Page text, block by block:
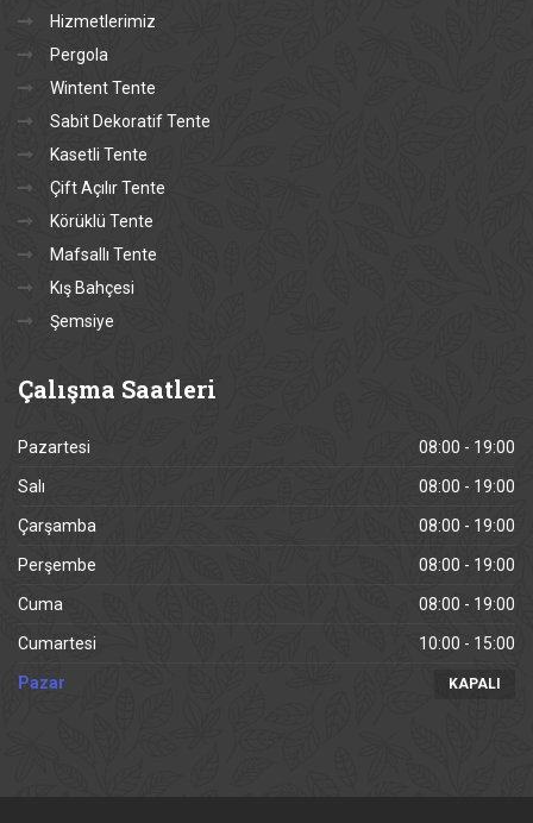
Hizmetlerimiz
Pergola
Wintent Tente
Sabit Dekoratif Tente
Kasetli Tente
Çift Açılır Tente
Körüklü Tente
Mafsallı Tente
Kış Bahçesi
Şemsiye
Çalışma Saatleri
Pazartesi 08:00 - 19:00
Salı 08:00 - 19:00
Çarşamba 08:00 - 19:00
Perşembe 08:00 - 19:00
Cuma 08:00 - 19:00
Cumartesi 10:00 - 15:00
Pazar KAPALI